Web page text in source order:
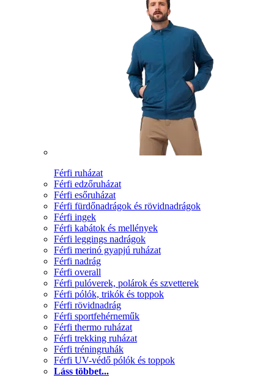
Férfi ruházat
Férfi edzőruházat
Férfi esőruházat
Férfi fürdőnadrágok és rövidnadrágok
Férfi ingek
Férfi kabátok és mellények
Férfi leggings nadrágok
Férfi merinó gyapjú ruházat
Férfi nadrág
Férfi overall
Férfi pulóverek, polárok és szvetterek
Férfi pólók, trikók és toppok
Férfi rövidnadrág
Férfi sportfehérneműk
Férfi thermo ruházat
Férfi trekking ruházat
Férfi tréningruhák
Férfi UV-védő pólók és toppok
Láss többet...